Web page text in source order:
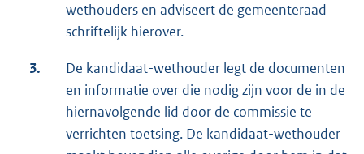
wethouders en adviseert de gemeenteraad
schriftelijk hierover.
3.
De kandidaat-wethouder legt de documenten
en informatie over die nodig zijn voor de in de
hiernavolgende lid door de commissie te
verrichten toetsing. De kandidaat-wethouder